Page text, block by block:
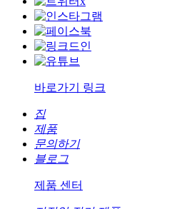
바로가기 링크
집
제품
문의하기
블로그
제품 센터